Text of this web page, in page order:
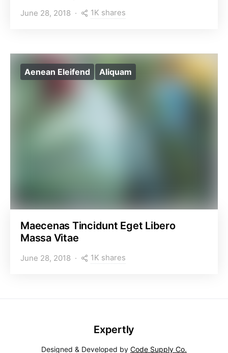
June 28, 2018 1K shares
Aenean Eleifend Aliquam
Maecenas Tincidunt Eget Libero
Massa Vitae
June 28, 2018 1K shares
Expertly
Designed & Developed by Code Supply Co.